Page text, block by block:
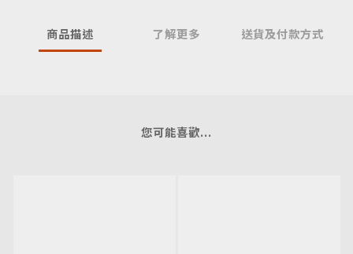
商品描述 了解更多 送貨及付款方式
您可能喜歡...